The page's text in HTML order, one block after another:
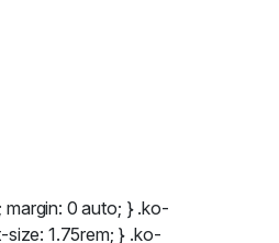
margin: 0 auto; } .ko-
1.75rem; } .ko-